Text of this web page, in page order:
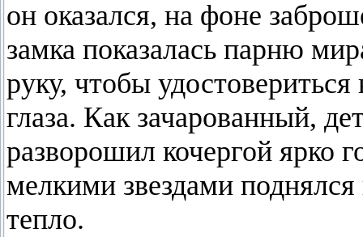
он оказался, на фоне
замка показалась парню
руку, чтобы
глаза. Как зачарованный,
разворошил кочергой ярко
мелкими звездами
тепло.